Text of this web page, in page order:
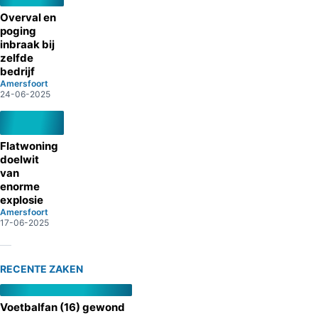
Overval en
poging
inbraak bij
zelfde
bedrijf
Amersfoort
24-06-2025
Flatwoning
doelwit
van
enorme
explosie
Amersfoort
17-06-2025
RECENTE ZAKEN
Voetbalfan (16) gewond